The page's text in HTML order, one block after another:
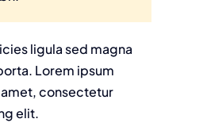
ligula sed magna
Lorem ipsum
consectetur
elit.